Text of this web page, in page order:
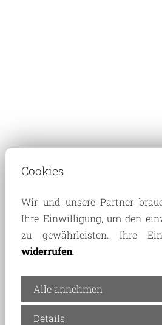
Cookies
Wir und unsere Partner
Ihre Einwilligung, um den
zu gewährleisten. Ihre
widerrufen.
Alle annehmen
Details